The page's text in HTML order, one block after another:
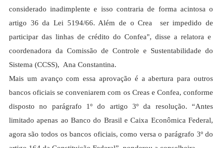
considerado inadimplente e isso contraria de forma acintosa o
artigo 36 da Lei 5194/66. Além de o Crea ser impedido de
participar das linhas de crédito do Confea", disse a relatora e
coordenadora da Comissão de Controle e Sustentabilidade do
Sistema (CCSS), Ana Constantina.
Mais um avanço com essa aprovação é a abertura para outros
bancos oficiais se conveniarem com os Creas e Confea, conforme
disposto no parágrafo 1º do artigo 3º da resolução. “Antes
limitado apenas ao Banco do Brasil e Caixa Econômica Federal,
agora são todos os bancos oficiais, como versa o parágrafo 3º do